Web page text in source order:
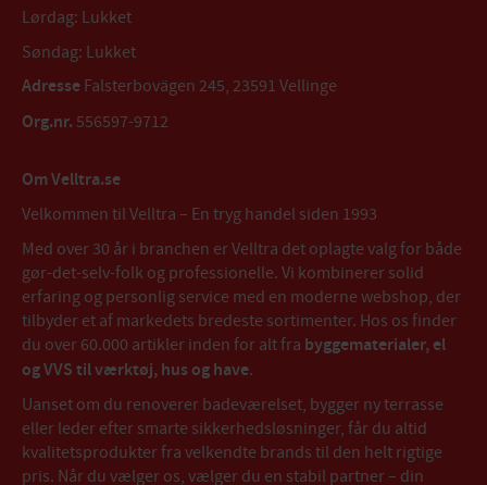
Lørdag: Lukket
Søndag: Lukket
Adresse Falsterbovägen 245, 23591 Vellinge
Org.nr. 556597-9712
Om Velltra.se
Velkommen til Velltra – En tryg handel siden 1993
Med over 30 år i branchen er Velltra det oplagte valg for både
gør-det-selv-folk og professionelle. Vi kombinerer solid
erfaring og personlig service med en moderne webshop, der
tilbyder et af markedets bredeste sortimenter. Hos os finder
du over 60.000 artikler inden for alt fra byggematerialer, el
og VVS til værktøj, hus og have.
Uanset om du renoverer badeværelset, bygger ny terrasse
eller leder efter smarte sikkerhedsløsninger, får du altid
kvalitetsprodukter fra velkendte brands til den helt rigtige
pris. Når du vælger os, vælger du en stabil partner – din